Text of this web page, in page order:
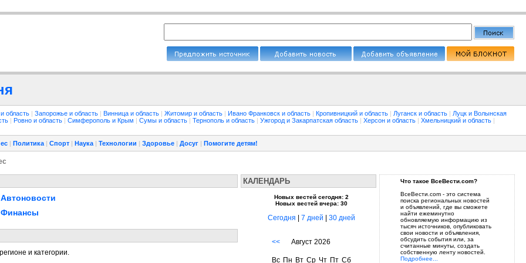
область | Запорожье и область | Винница и область | Житомир и область | Ивано Франковск и область | Кропивницкий и область | Луганск и область | Луцк и Волынская
| Ровно и область | Симферополь и Крым | Сумы и область | Тернополь и область | Ужгород и Закарпатская область | Херсон и область | Хмельницкий и область |
| Политика | Спорт | Наука | Технологии | Здоровье | Досуг | Помогите детям!
Автоновости
Финансы
и категории.
КАЛЕНДАРЬ
Новых вестей сегодня: 2
Новых вестей вчера: 30
Сегодня 7 дней 30 дней
<< Август 2026
Вс Пн Вт Ср Чт Пт Сб
Что такое ВсеВести.com?
ВсеВести.com - это система
поиска региональных новостей
и объявлений, где вы сможете
найти ежеминутно
обновляемую информацию из
тысяч источников, опубликовать
свои новости и объявления,
обсудить события или, за
считанные минуты, создать
собственную ленту новостей.
Подробнее...